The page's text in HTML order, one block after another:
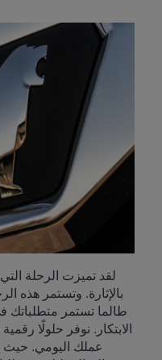
شريكك
حيث تحتاج
لقد تميزت الرحلة
طالما تستمر متطلباتك
الابتكار. نوفر حلولًا
عملك اليومي. حيث